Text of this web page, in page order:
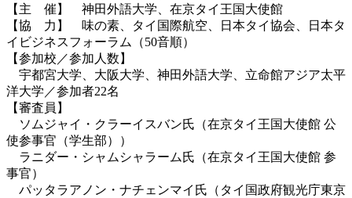
【主 催】 神田外語大学、在京タイ王国大使館
【協 力】 味の素、タイ国際航空、日本タイ協会、日本タ
イビジネスフォーラム（50音順）
【参加校／参加人数】
宇都宮大学、大阪大学、神田外語大学、立命館アジア太平
洋大学／参加者22名
【審査員】
ソムジャイ・クラーイスバン氏（在京タイ王国大使館 公
使参事官（学生部））
ラニダー・シャムシャラーム氏（在京タイ王国大使館 参
事官）
パッタラアノン・ナチェンマイ氏（タイ国政府観光庁東京